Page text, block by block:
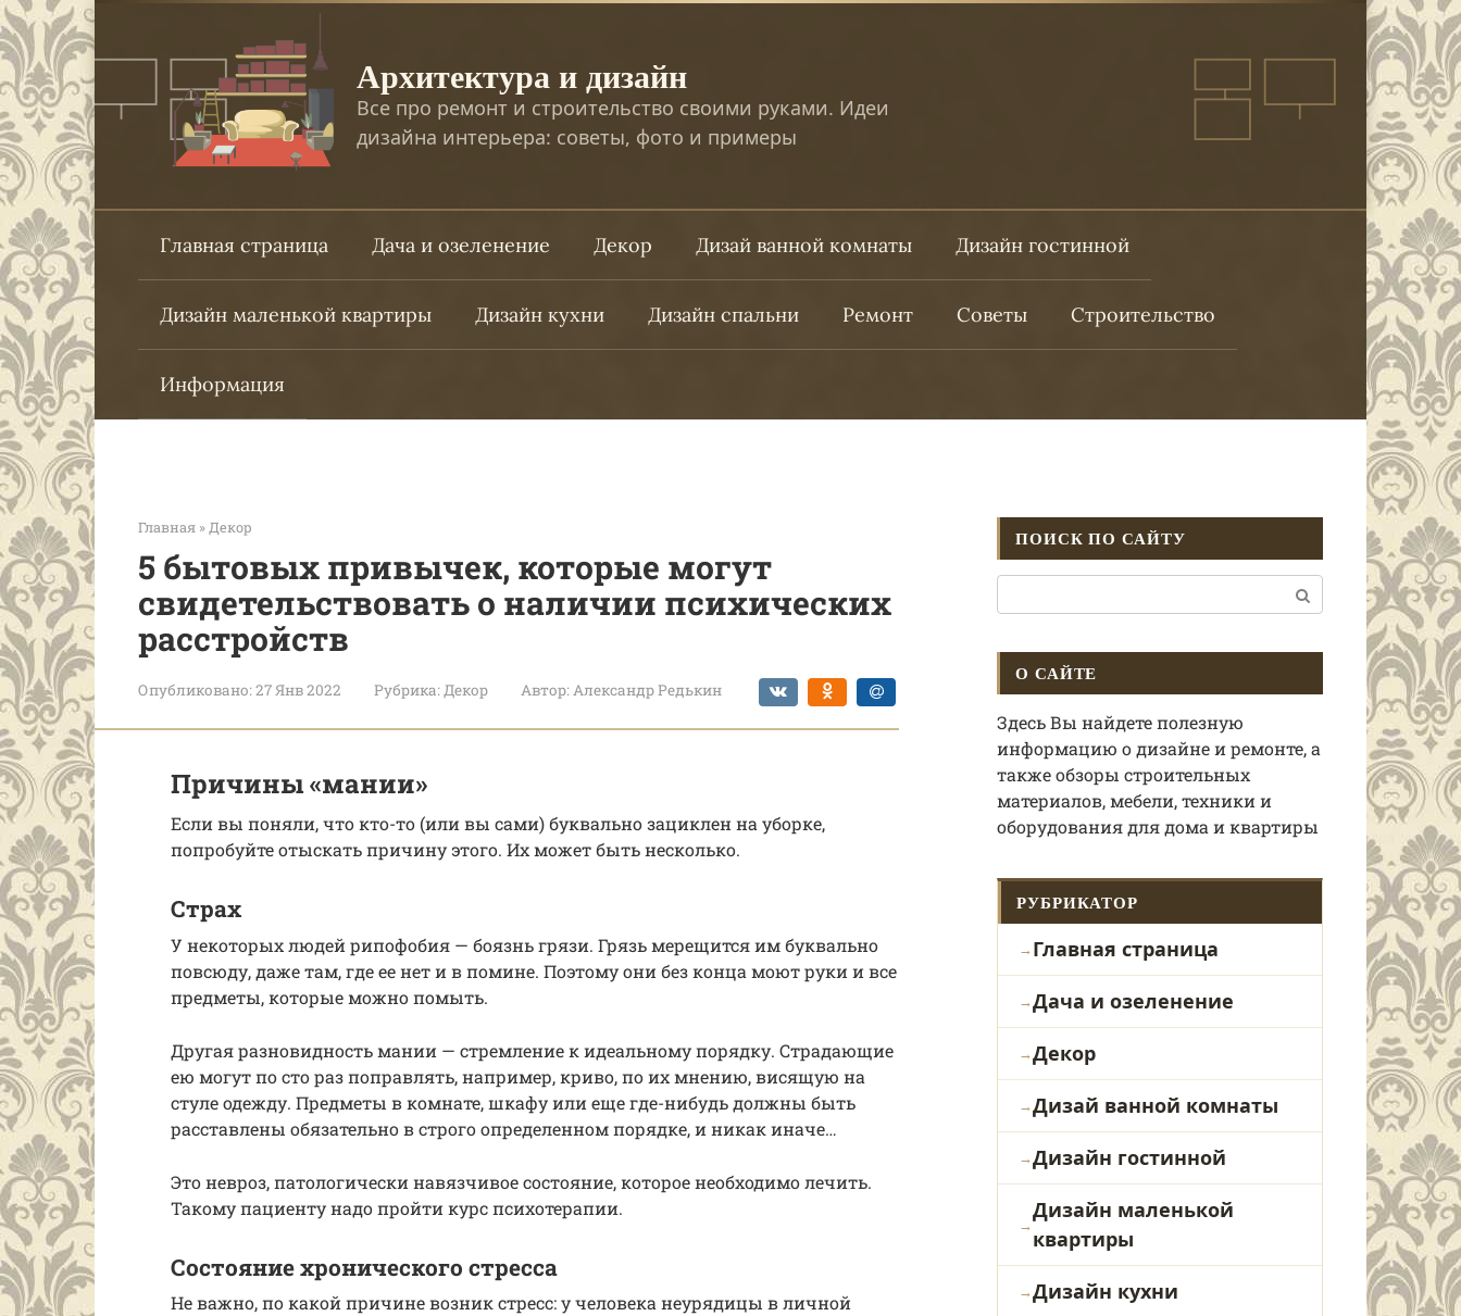
Перейти
к
контенту
Архитектура и дизайн
Все про ремонт и строительство своими руками. Идеи
дизайна интерьера: советы, фото и примеры
Главная страница Дача и озеленение Декор Дизай ванной комнаты Дизайн гостинной
Дизайн маленькой квартиры Дизайн кухни Дизайн спальни Ремонт Советы Строительство
Информация
Главная » Декор
5 бытовых привычек, которые могут
свидетельствовать о наличии психических
расстройств
Опубликовано:27 Янв 2022 Рубрика:Декор Автор:Александр Редькин
Причины «мании»
Если вы поняли, что кто-то (или вы сами) буквально зациклен на уборке,
попробуйте отыскать причину этого. Их может быть несколько.
Страх
У некоторых людей рипофобия — боязнь грязи. Грязь мерещится им буквально
повсюду, даже там, где ее нет и в помине. Поэтому они без конца моют руки и все
предметы, которые можно помыть.
Другая разновидность мании — стремление к идеальному порядку. Страдающие
ею могут по сто раз поправлять, например, криво, по их мнению, висящую на
стуле одежду. Предметы в комнате, шкафу или еще где-нибудь должны быть
расставлены обязательно в строго определенном порядке, и никак иначе…
Это невроз, патологически навязчивое состояние, которое необходимо лечить.
Такому пациенту надо пройти курс психотерапии.
Состояние хронического стресса
Не важно, по какой причине возник стресс: у человека неурядицы в личной
ПОИСК ПО САЙТУ
О САЙТЕ
Здесь Вы найдете полезную
информацию о дизайне и ремонте, а
также обзоры строительных
материалов, мебели, техники и
оборудования для дома и квартиры
РУБРИКАТОР
Главная страница
Дача и озеленение
Декор
Дизай ванной комнаты
Дизайн гостинной
Дизайн маленькой
квартиры
Дизайн кухни